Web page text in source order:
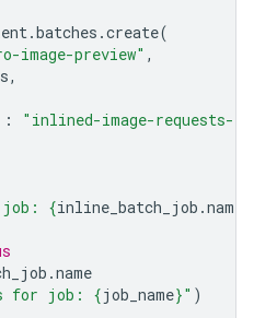
.batches .create(
image-preview" ,
,
:
"inlined-image-requests-
job: {inline_batch_job .name
.name
for job: {job_name}" )